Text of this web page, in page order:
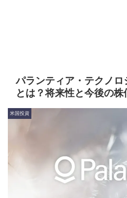
パランティア・テクノロ
とは？将来性と今後の株
米国投資